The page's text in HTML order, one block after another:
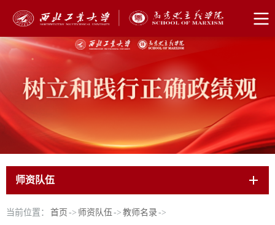
师资队伍
当前位置： 首页 -> 师资队伍 -> 教师名录 ->